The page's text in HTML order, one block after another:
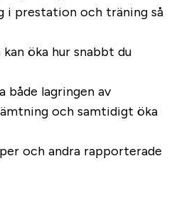
i prestation och träning så
öka hur snabbt du
både lagringen av
och samtidigt öka
och andra rapporterade